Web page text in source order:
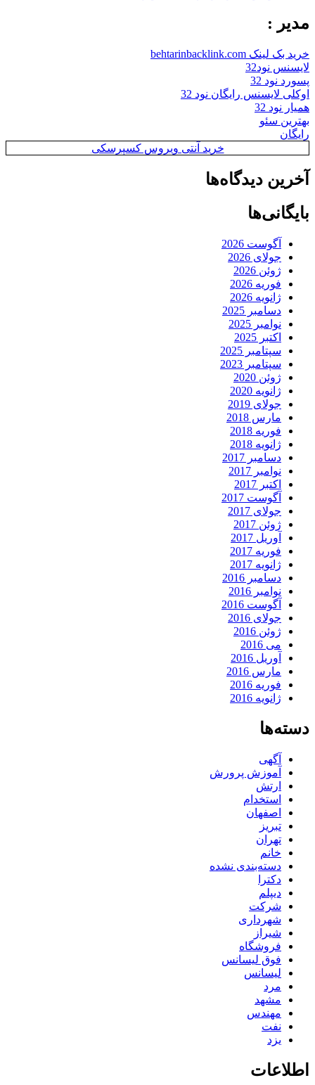
مدیر :
خرید بک لینک behtarinbacklink.com
لایسنس نود32
پسورد نود 32
اوکلی لایسنس رایگان نود 32
همیار نود 32
بهترین سئو
رایگان
خرید آنتی ویروس کسپرسکی
آخرین دیدگاه‌ها
بایگانی‌ها
آگوست 2026
جولای 2026
ژوئن 2026
فوریه 2026
ژانویه 2026
دسامبر 2025
نوامبر 2025
اکتبر 2025
سپتامبر 2025
سپتامبر 2023
ژوئن 2020
ژانویه 2020
جولای 2019
مارس 2018
فوریه 2018
ژانویه 2018
دسامبر 2017
نوامبر 2017
اکتبر 2017
آگوست 2017
جولای 2017
ژوئن 2017
آوریل 2017
فوریه 2017
ژانویه 2017
دسامبر 2016
نوامبر 2016
آگوست 2016
جولای 2016
ژوئن 2016
می 2016
آوریل 2016
مارس 2016
فوریه 2016
ژانویه 2016
دسته‌ها
آگهی
آموزش پرورش
ارتش
استخدام
اصفهان
تبریز
تهران
خانم
دسته‌بندی نشده
دکترا
دیپلم
شرکت
شهرداری
شیراز
فروشگاه
فوق لیسانس
لیسانس
مرد
مشهد
مهندس
نفت
یزد
اطلاعات